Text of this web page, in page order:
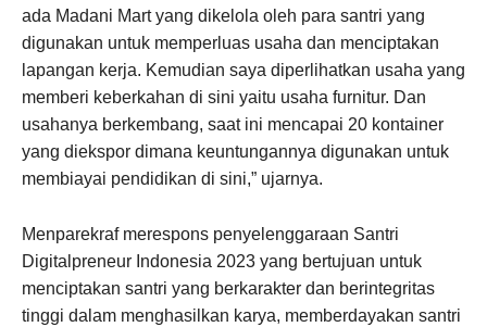
ada Madani Mart yang dikelola oleh para santri yang
digunakan untuk memperluas usaha dan menciptakan
lapangan kerja. Kemudian saya diperlihatkan usaha yang
memberi keberkahan di sini yaitu usaha furnitur. Dan
usahanya berkembang, saat ini mencapai 20 kontainer
yang diekspor dimana keuntungannya digunakan untuk
membiayai pendidikan di sini,” ujarnya.
Menparekraf merespons penyelenggaraan Santri
Digitalpreneur Indonesia 2023 yang bertujuan untuk
menciptakan santri yang berkarakter dan berintegritas
tinggi dalam menghasilkan karya, memberdayakan santri